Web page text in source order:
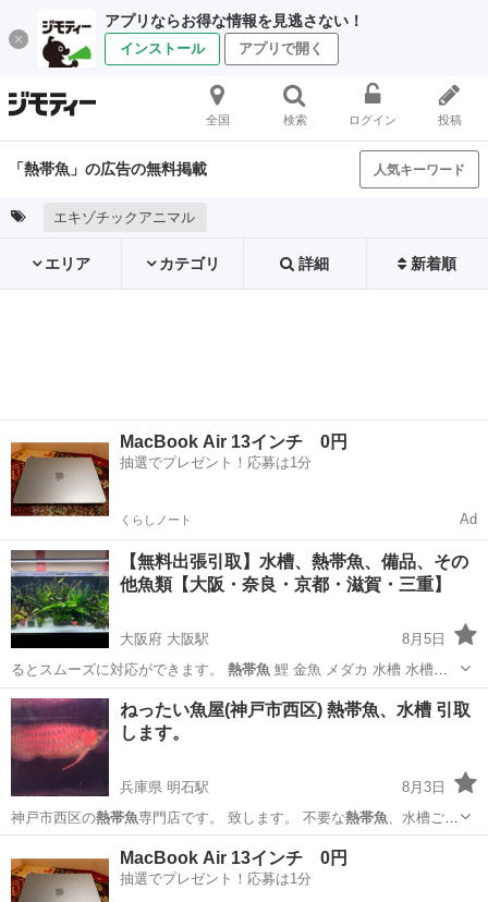
アプリならお得な情報を見逃さない！
インストール アプリで開く
全国 検索 ログイン 投稿
「熱帯魚」の広告の無料掲載 人気キーワード
エキゾチックアニマル
エリア カテゴリ 詳細 新着順
MacBook Air 13インチ 0円
抽選でプレゼント！応募は1分
くらしノート Ad
【無料出張引取】水槽、熱帯魚、備品、その
他魚類【大阪・奈良・京都・滋賀・三重】
大阪府 大阪駅
8月5日
るとスムーズに対応ができます。 熱帯魚 鯉 金魚 メダカ 水槽 水槽台
水草…
大阪 大阪市 大阪駅 その他 無料
ねったい魚屋(神戸市西区) 熱帯魚、水槽 引取
します。
兵庫県 明石駅
8月3日
神戸市西区の熱帯魚専門店です。 致します。 不要な熱帯魚 、水槽ござ
いました…
その他のペット 熱帯魚
MacBook Air 13インチ 0円
抽選でプレゼント！応募は1分